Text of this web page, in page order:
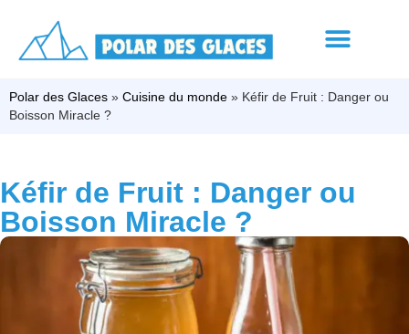
Polar des Glaces » Cuisine du monde » Kéfir de Fruit : Danger ou
Boisson Miracle ?
Kéfir de Fruit : Danger ou
Boisson Miracle ?